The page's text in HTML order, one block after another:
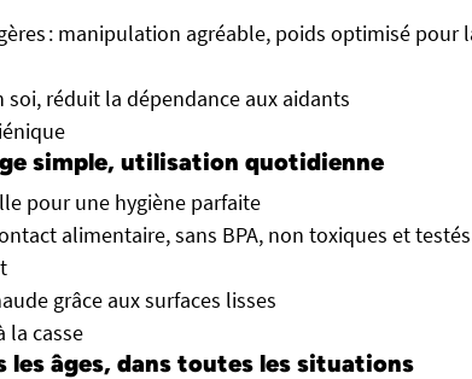
: manipulation agréable, poids optimisé pour
soi, réduit la dépendance aux aidants
simple, utilisation quotidienne
pour une hygiène parfaite
alimentaire, sans BPA, non toxiques et
grâce aux surfaces lisses
la casse
les âges, dans toutes les situations